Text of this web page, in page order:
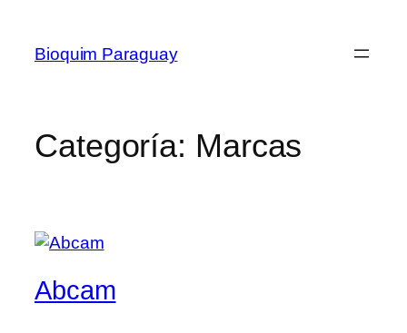
Bioquim Paraguay
Categoría: Marcas
Abcam